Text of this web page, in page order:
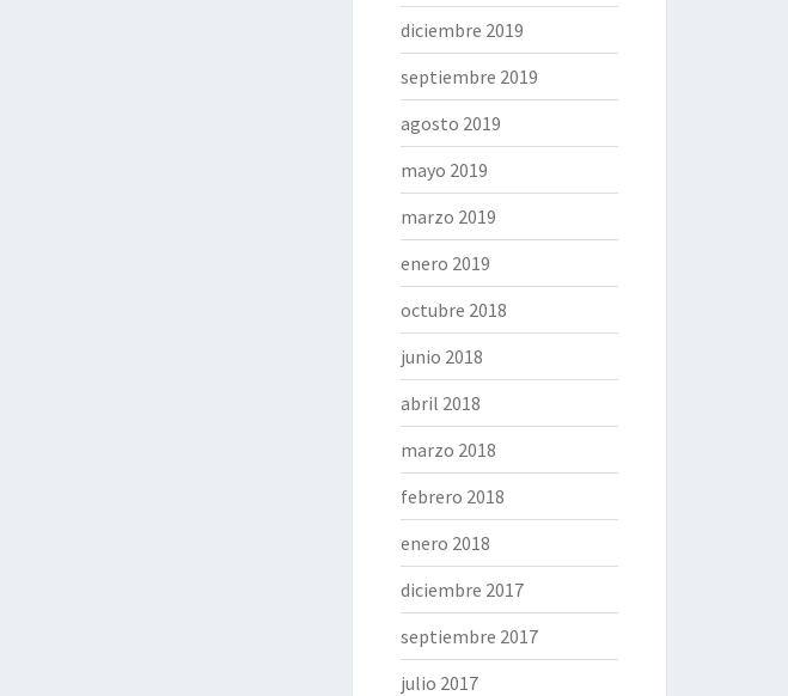
diciembre 2019
septiembre 2019
agosto 2019
mayo 2019
marzo 2019
enero 2019
octubre 2018
junio 2018
abril 2018
marzo 2018
febrero 2018
enero 2018
diciembre 2017
septiembre 2017
julio 2017